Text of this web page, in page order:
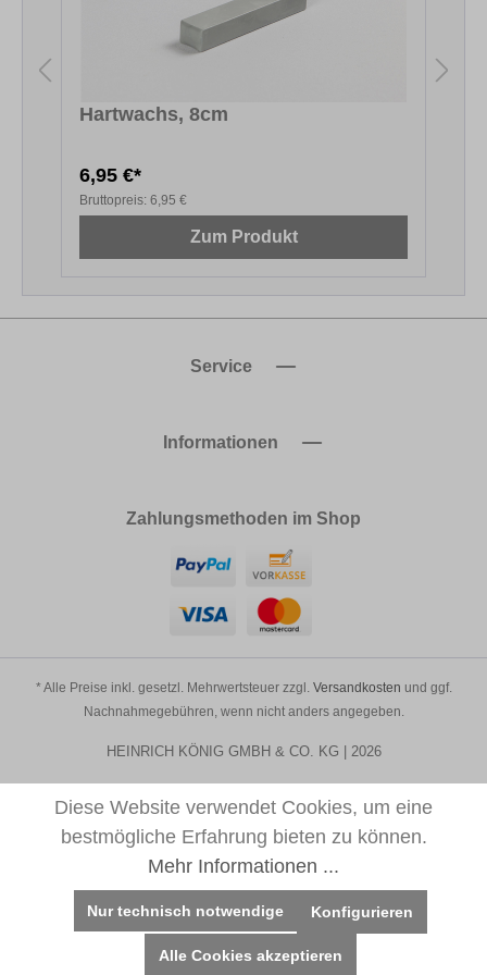
Hartwachs, 8cm
6,95 €*
Bruttopreis: 6,95 €
Zum Produkt
Service
Informationen
Zahlungsmethoden im Shop
* Alle Preise inkl. gesetzl. Mehrwertsteuer zzgl. Versandkosten und ggf.
Nachnahmegebühren, wenn nicht anders angegeben.
HEINRICH KÖNIG GMBH & CO. KG | 2026
Diese Website verwendet Cookies, um eine
bestmögliche Erfahrung bieten zu können.
Mehr Informationen ...
Nur technisch notwendige Konfigurieren
Alle Cookies akzeptieren